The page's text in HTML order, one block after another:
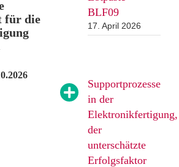
für die
BLF09
17. April 2026
Supportprozesse
in der
Elektronikfertigung,
der
unterschätzte
Erfolgsfaktor